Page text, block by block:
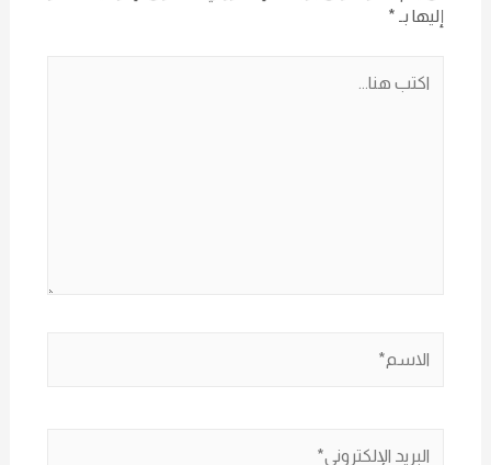
إليها بـ *